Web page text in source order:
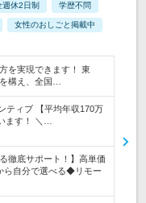
週休2日制 学歴不問
女性のおしごと掲載中
を実現できます！ 東
構え、全国…
ティブ 【平均年収170万
ます！ ＼…
徹底サポート！】高単価
ら自分で選べる◆リモー